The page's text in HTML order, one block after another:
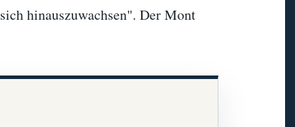
hinauszuwachsen". Der Mont